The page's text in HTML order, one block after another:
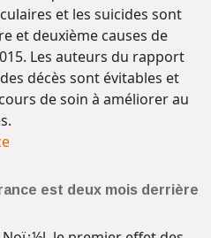
et les suicides sont
et deuxième causes de
Les auteurs du rapport
décès sont évitables et
de soin à améliorer au
est deux mois derrière